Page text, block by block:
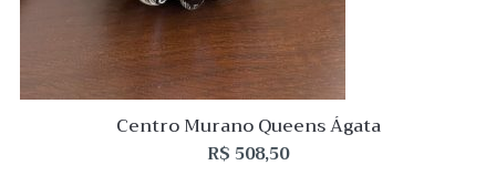
Centro Murano Queens Ágata
R$ 508,50